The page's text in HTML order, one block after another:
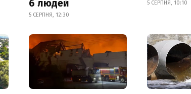
6 людей
5 СЕРПНЯ, 12:30
5 СЕРПНЯ, 10:10